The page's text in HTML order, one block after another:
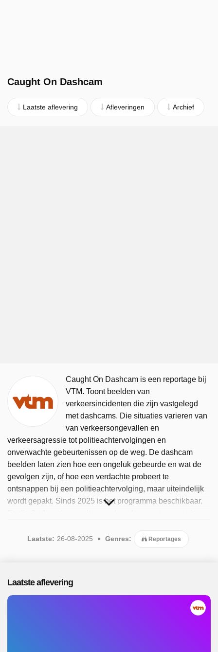
Caught On Dashcam
Laatste aflevering Afleveringen Archief
Caught On Dashcam is een reportage bij
VTM. Toont beelden van
verkeersincidenten die zijn vastgelegd
met dashcams. Die situaties varieren van
van verkeersongevallen en
verkeersagressie tot politieachtervolgingen en
onverwachte gebeurtenissen op de weg. De dashcam
beelden laten zien hoe een ongeluk gebeurde en wat de
gevolgen zijn, of hoe een verdachte probeert te
ontsnappen bij een politieachtervolging, maar uiteindelijk
wordt gepakt. Sinds 2025 is het programma beschikbaar.
Laatste: 26-08-2025 Genres: Reportages
Laatste aflevering